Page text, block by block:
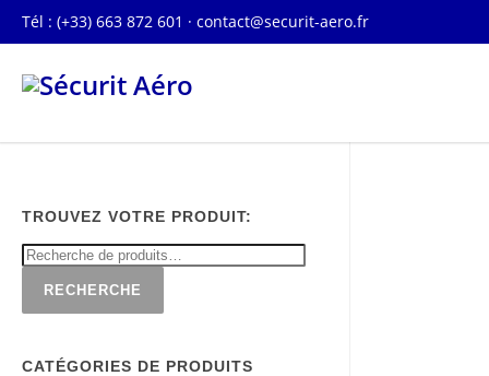
Tél : (+33) 663 872 601 · contact@securit-aero.fr
TROUVEZ VOTRE PRODUIT:
RECHERCHE
CATÉGORIES DE PRODUITS